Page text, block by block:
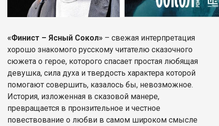
«Финист – Ясный Сокол» – свежая интерпретация
хорошо знакомого русскому читателю сказочного
сюжета о герое, которого спасает простая любящая
девушка, сила духа и твердость характера которой
помогают совершить, казалось бы, невозможное.
История, изложенная в сказовой манере,
превращается в пронзительное и честное
повествование о любви в самом широком смысле